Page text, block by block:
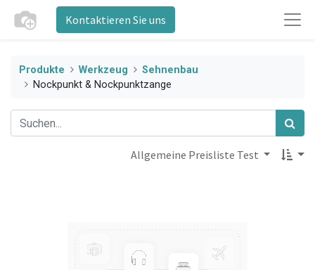
Kontaktieren Sie uns
Produkte Werkzeug
Sehnenbau
Nockpunkt & Nockpunktzange
Allgemeine Preisliste Test